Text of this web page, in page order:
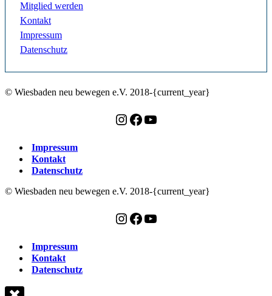
Mitglied werden
Kontakt
Impressum
Datenschutz
© Wiesbaden neu bewegen e.V. 2018-{current_year}
Instagram
Facebook
YouTube
Impressum
Kontakt
Datenschutz
© Wiesbaden neu bewegen e.V. 2018-{current_year}
Instagram
Facebook
YouTube
Impressum
Kontakt
Datenschutz